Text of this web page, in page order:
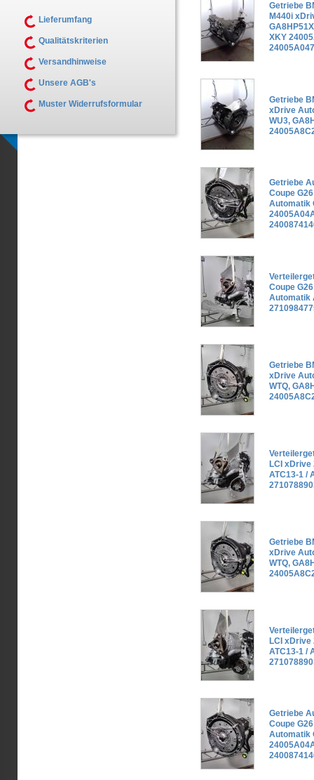
Getriebe
M440i
XKY
Getriebe
xDrive
WU3,
Getriebe
Coupe
Automatik
Coupe
Automatik
Getriebe
xDrive
WTQ,
LCI
ATC13-1 /
Getriebe
xDrive
WTQ,
LCI
ATC13-1 /
Getriebe
Coupe
Automatik
Lieferumfang
Qualitätskriterien
Versandhinweise
Unsere AGB's
Muster Widerrufsformular